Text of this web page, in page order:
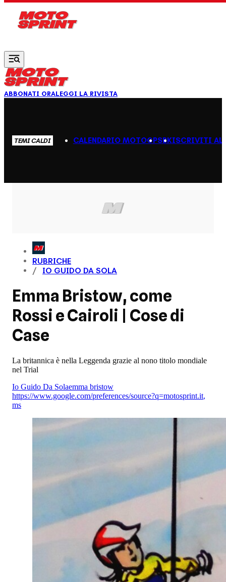
ABBONATI ORALEGGI LA RIVISTA
TEMI CALDI CALENDARIO MOTOGPSBKISCRIVITI AL
RUBRICHE
IO GUIDO DA SOLA
Emma Bristow, come
Rossi e Cairoli | Cose di
Case
La britannica è nella Leggenda grazie al nono titolo mondiale
nel Trial
Io Guido Da Solaemma bristow
https://www.google.com/preferences/source?q=motosprint.it,
ms